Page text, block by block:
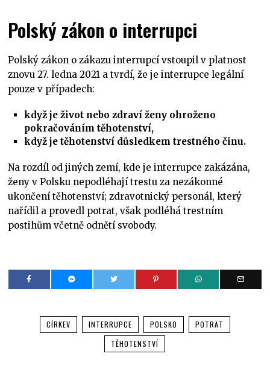
Polský zákon o interrupci
Polský zákon o zákazu interrupcí vstoupil v platnost
znovu 27. ledna 2021 a tvrdí, že je interrupce legální
pouze v případech:
když je život nebo zdraví ženy ohroženo
pokračováním těhotenství,
když je těhotenství důsledkem trestného činu.
Na rozdíl od jiných zemí, kde je interrupce zakázána,
ženy v Polsku nepodléhají trestu za nezákonné
ukončení těhotenství; zdravotnický personál, který
nařídil a provedl potrat, však podléhá trestním
postihům včetně odnětí svobody.
CÍRKEV INTERRUPCE POLSKO
POTRAT
TĚHOTENSTVÍ